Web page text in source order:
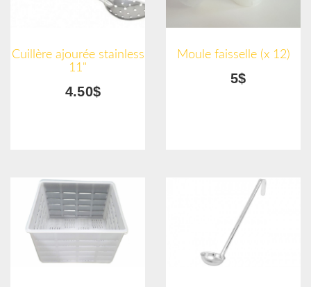
Cuillère ajourée stainless
11"
4.50$
Moule faisselle (x 12)
5$